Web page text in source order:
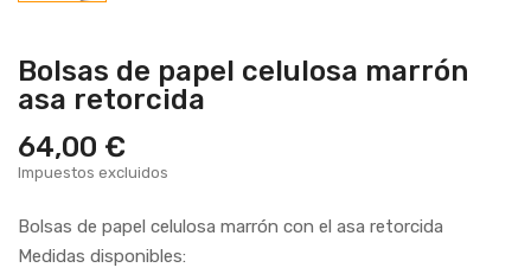
Bolsas de papel celulosa marrón
asa retorcida
64,00 €
Impuestos excluidos
Bolsas de papel celulosa marrón con el asa retorcida
Medidas disponibles: